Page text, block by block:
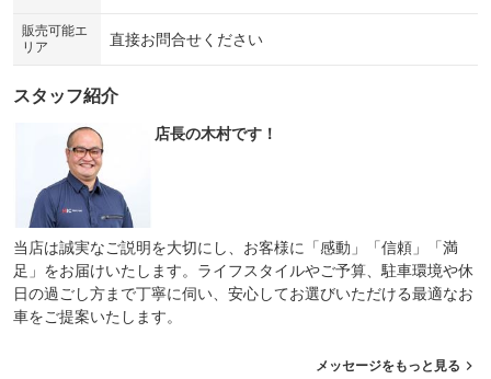
販売可能エ
リア
直接お問合せください
スタッフ紹介
店長の木村です！
当店は誠実なご説明を大切にし、お客様に「感動」「信頼」「満
足」をお届けいたします。ライフスタイルやご予算、駐車環境や休
日の過ごし方まで丁寧に伺い、安心してお選びいただける最適なお
車をご提案いたします。
メッセージをもっと見る